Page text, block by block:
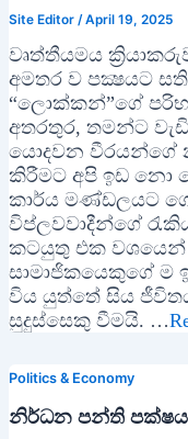
Site Editor /April 19, 2025
වෘත්තීයමය
අමතර ව පක්‍ෂයට
“ලොක්කන්”ගේ
අතරතුර, තමන්ට
යොදවන වීරයන්ගේ
කිරීමට අපි ඉඩ නො
කාර්ය මණ්ඩලයට
විප්ලවවාදීන්ගේ
කටයුතු එක
සාමාජිකයෙකුගේ ම
විය යුත්තේ සිය
සුදුස්සෙකු වීමයි. …
Politics & Economy
නිර්ධන පන්ති